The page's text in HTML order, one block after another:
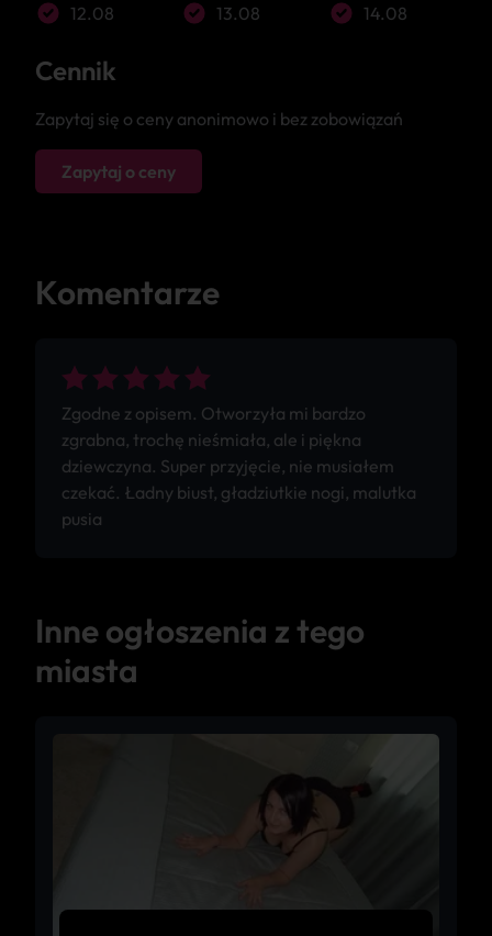
12.08
13.08 14.08
Cennik
Zapytaj się o ceny anonimowo i bez zobowiązań
Zapytaj o ceny
Komentarze
Zgodne z opisem. Otworzyła mi bardzo
zgrabna, trochę nieśmiała, ale i piękna
dziewczyna. Super przyjęcie, nie musiałem
czekać. Ładny biust, gładziutkie nogi, malutka
pusia
Inne ogłoszenia z tego
miasta